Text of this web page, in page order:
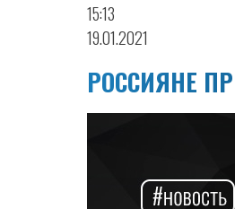
15:13
19.01.2021
РОССИЯНЕ